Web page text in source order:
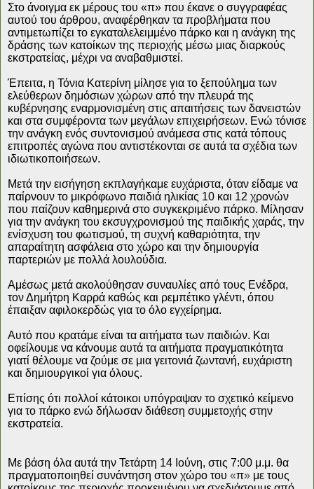
Στο άνοιγμα εκ μέρους του «π» που έκανε ο συγγραφέας
αυτού του άρθρου, αναφέρθηκαν τα προβλήματα που
αντιμετωπίζει το εγκαταλελειμμένο πάρκο και η ανάγκη της
δράσης των κατοίκων της περιοχής μέσω μιας διαρκούς
εκστρατείας, μέχρι να αναβαθμιστεί.
Έπειτα, η Τόνια Κατερίνη μίλησε για το ξεπούλημα των
ελεύθερων δημόσιων χώρων από την πλευρά της
κυβέρνησης εναρμονισμένη στις απαιτήσεις των δανειστών
και στα συμφέροντα των μεγάλων επιχειρήσεων. Ενώ τόνισε
την ανάγκη ενός συντονισμού ανάμεσα στις κατά τόπους
επιτροπές αγώνα που αντιστέκονται σε αυτά τα σχέδια των
ιδιωτικοποιήσεων.
Μετά την εισήγηση εκπλαγήκαμε ευχάριστα, όταν είδαμε να
παίρνουν το μικρόφωνο παιδιά ηλικίας 10 και 12 χρονών
που παίζουν καθημερινά στο συγκεκριμένο πάρκο. Μίλησαν
για την ανάγκη του εκσυγχρονισμού της παιδικής χαράς, την
ενίσχυση του φωτισμού, τη συχνή καθαριότητα, την
απαραίτητη ασφάλεια στο χώρο και την δημιουργία
παρτεριών με πολλά λουλούδια.
Αμέσως μετά ακολούθησαν συναυλίες από τους Ενέδρα,
τον Δημήτρη Καρρά καθώς και ρεμπέτικο γλέντι, όπου
έπαιξαν αφιλοκερδώς για το όλο εγχείρημα.
Αυτό που κρατάμε είναι τα αιτήματα των παιδιών. Και
οφείλουμε να κάνουμε αυτά τα αιτήματα πραγματικότητα
γιατί θέλουμε να ζούμε σε μια γειτονιά ζωντανή, ευχάριστη
και δημιουργικοί για όλους.
Επίσης ότι πολλοί κάτοικοι υπόγραψαν το σχετικό κείμενο
για το πάρκο ενώ δήλωσαν διάθεση συμμετοχής στην
εκστρατεία.
Με βάση όλα αυτά την Τετάρτη 14 Ιούνη, στις 7:00 μ.μ. θα
πραγματοποιηθεί συνάντηση στον χώρο του «π» με τους